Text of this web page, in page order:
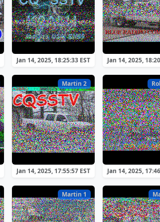
Jan 14, 2025, 18:25:33 EST Jan 14, 2025,
Martin 2
Jan 14, 2025, 17:55:57 EST Jan 14, 2025,
Martin 1